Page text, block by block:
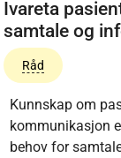
Ivareta
samtale og
Råd
Kunnskap om
kommunikasjon
behov for